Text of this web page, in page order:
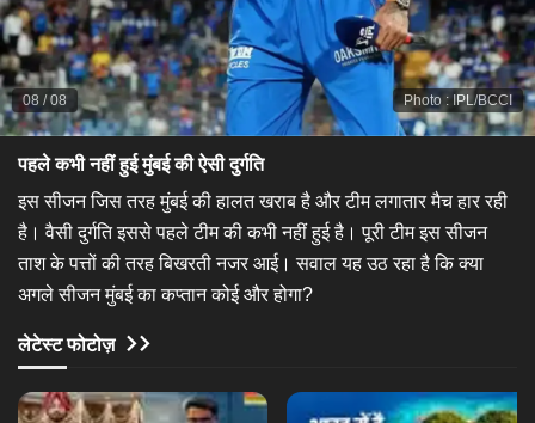
Photo : IPL/BCCI
08 /08
पहले कभी नहीं हुई मुंबई की ऐसी दुर्गति
इस सीजन जिस तरह मुंबई की हालत खराब है और टीम लगातार मैच हार रही
है। वैसी दुर्गति इससे पहले टीम की कभी नहीं हुई है। पूरी टीम इस सीजन
ताश के पत्तों की तरह बिखरती नजर आई। सवाल यह उठ रहा है कि क्या
अगले सीजन मुंबई का कप्तान कोई और होगा?
लेटेस्ट फोटोज़